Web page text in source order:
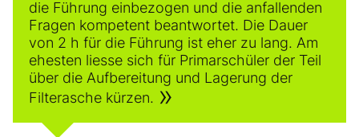
die Führung einbezogen und die anfallenden
Fragen kompetent beantwortet. Die Dauer
von 2 h für die Führung ist eher zu lang. Am
ehesten liesse sich für Primarschüler der Teil
über die Aufbereitung und Lagerung der
Filterasche kürzen.